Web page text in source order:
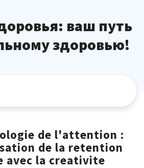
ваш путь
здоровью!
de l'attention :
de la retention
avec la creativite